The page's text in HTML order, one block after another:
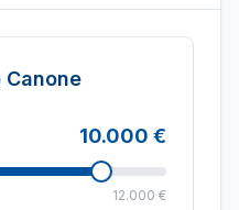
Canone
10.000 €
12.000 €